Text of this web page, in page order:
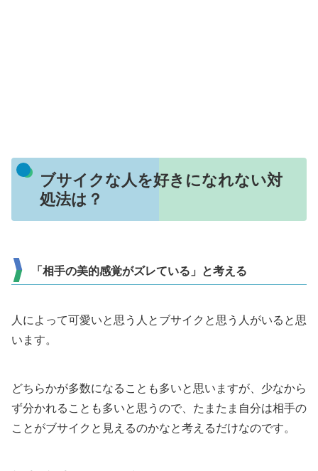
ブサイクな人を好きになれない対
処法は？
「相手の美的感覚がズレている」と考える
人によって可愛いと思う人とブサイクと思う人がいると思
います。
どちらかが多数になることも多いと思いますが、少なから
ず分かれることも多いと思うので、たまたま自分は相手の
ことがブサイクと見えるのかなと考えるだけなのです。